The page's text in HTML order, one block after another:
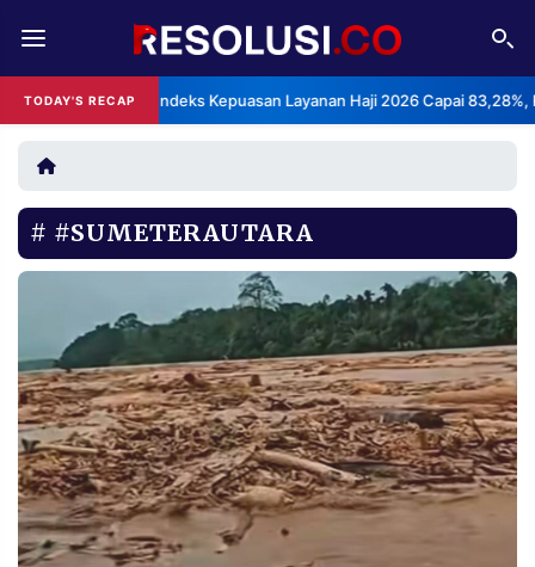
TODAY'S RECAP
BPS: Indeks Kepuasan Layanan Haji 2026 Capai 83,28%,
REDAKSI TENTANG
RESOLUSI IKLAN
RUBRIKASI
EDITORIAL AKSARA
FINANSIA PERSONA
DAERAH NASIONAL
MANCA SPORT
INFORMASI
PRIVACY
POLICY
BERITA
WARGA
#SUMETERAUTARA